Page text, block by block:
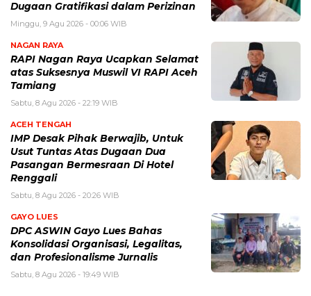
Dugaan Gratifikasi dalam Perizinan
Minggu, 9 Agu 2026 - 00:06 WIB
NAGAN RAYA
RAPI Nagan Raya Ucapkan Selamat
atas Suksesnya Muswil VI RAPI Aceh
Tamiang
Sabtu, 8 Agu 2026 - 22:19 WIB
ACEH TENGAH
IMP Desak Pihak Berwajib, Untuk
Usut Tuntas Atas Dugaan Dua
Pasangan Bermesraan Di Hotel
Renggali
Sabtu, 8 Agu 2026 - 20:26 WIB
GAYO LUES
DPC ASWIN Gayo Lues Bahas
Konsolidasi Organisasi, Legalitas,
dan Profesionalisme Jurnalis
Sabtu, 8 Agu 2026 - 19:49 WIB